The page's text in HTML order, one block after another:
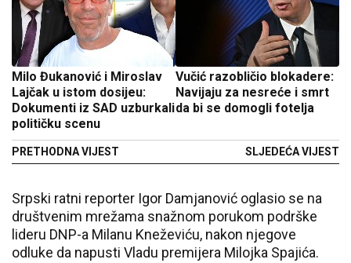
Milo Đukanović i Miroslav
Lajčak u istom dosijeu:
Dokumenti iz SAD uzburkali
političku scenu
PRETHODNA VIJEST
Vučić razobličio blokadere:
Navijaju za nesreće i smrt
da bi se domogli fotelja
SLJEDEĆA VIJEST
Srpski ratni reporter Igor Damjanović oglasio se na
društvenim mrežama snažnom porukom podrške
lideru DNP-a Milanu Kneževiću, nakon njegove
odluke da napusti Vladu premijera Milojka Spajića.